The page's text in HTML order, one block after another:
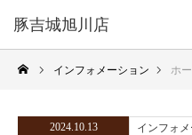
豚吉城旭川店
インフォメーション ホ
2024.10.13 インフォ